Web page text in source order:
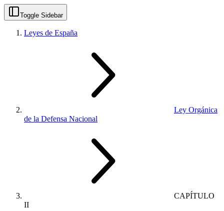
Toggle Sidebar
Leyes de España
Ley Orgánica
de la Defensa Nacional
CAPÍTULO
II